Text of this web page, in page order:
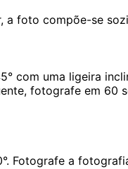
a foto compõe-se
com uma ligeira
fotografe em
Fotografe a